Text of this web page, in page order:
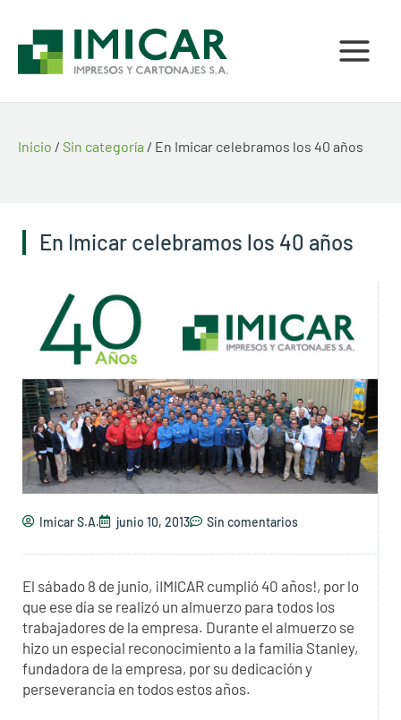
contenido
Inicio / Sin categoría / En Imicar celebramos los 40 años
En Imicar celebramos los 40 años
Imicar S.A. junio 10, 2013 Sin comentarios
El sábado 8 de junio, ¡IMICAR cumplió 40 años!, por lo
que ese día se realizó un almuerzo para todos los
trabajadores de la empresa. Durante el almuerzo se
hizo un especial reconocimiento a la familia Stanley,
fundadora de la empresa, por su dedicación y
perseverancia en todos estos años.